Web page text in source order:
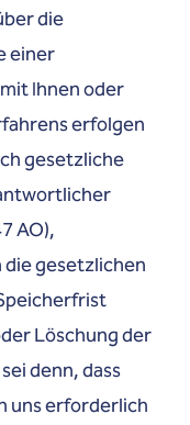
die
einer
Ihnen oder
erfolgen
gesetzliche
AO),
die gesetzlichen
Löschung der
denn, dass
uns erforderlich